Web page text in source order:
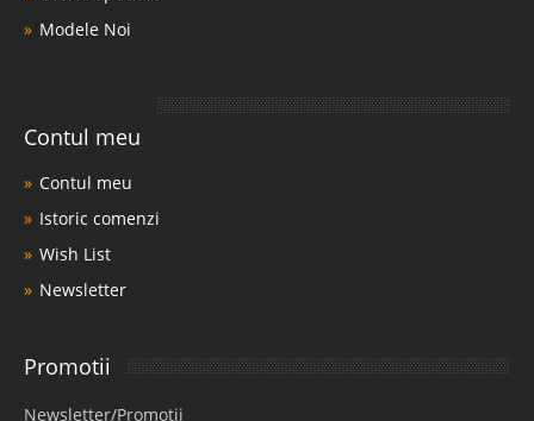
Modele Noi
Contul meu
Contul meu
Istoric comenzi
Wish List
Newsletter
Promotii
Newsletter/Promotii